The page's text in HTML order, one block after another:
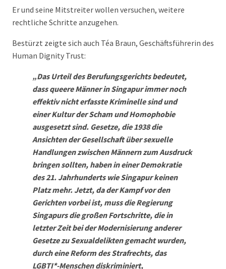
Er und seine Mitstreiter wollen versuchen, weitere
rechtliche Schritte anzugehen.
Bestürzt zeigte sich auch Téa Braun, Geschäftsführerin des
Human Dignity Trust:
„Das Urteil des Berufungsgerichts bedeutet,
dass queere Männer in Singapur immer noch
effektiv nicht erfasste Kriminelle sind und
einer Kultur der Scham und Homophobie
ausgesetzt sind. Gesetze, die 1938 die
Ansichten der Gesellschaft über sexuelle
Handlungen zwischen Männern zum Ausdruck
bringen sollten, haben in einer Demokratie
des 21. Jahrhunderts wie Singapur keinen
Platz mehr. Jetzt, da der Kampf vor den
Gerichten vorbei ist, muss die Regierung
Singapurs die großen Fortschritte, die in
letzter Zeit bei der Modernisierung anderer
Gesetze zu Sexualdelikten gemacht wurden,
durch eine Reform des Strafrechts, das
LGBTI*-Menschen diskriminiert,